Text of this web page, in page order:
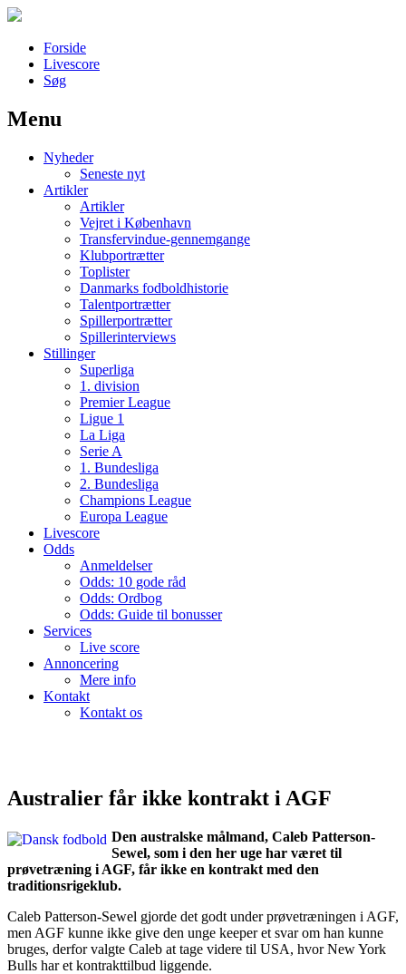
Forside
Livescore
Søg
Наши партнеры
лучшие займы
Menu
Nyheder
Seneste nyt
Artikler
Artikler
Vejret i København
Transfervindue-gennemgange
Klubportrætter
Toplister
Danmarks fodboldhistorie
Talentportrætter
Spillerportrætter
Spillerinterviews
Stillinger
Superliga
1. division
Premier League
Ligue 1
La Liga
Serie A
1. Bundesliga
2. Bundesliga
Champions League
Europa League
Livescore
Odds
Anmeldelser
Odds: 10 gode råd
Odds: Ordbog
Odds: Guide til bonusser
Services
Live score
Annoncering
Mere info
Kontakt
Kontakt os
Australier får ikke kontrakt i AGF
Den australske målmand, Caleb Patterson-
Sewel, som i den her uge har været til
prøvetræning i AGF, får ikke en kontrakt med den
traditionsrigeklub.
Caleb Patterson-Sewel gjorde det godt under prøvetræningen i AGF,
men AGF kunne ikke give den unge keeper et svar om han kunne
bruges, derfor valgte Caleb at tage videre til USA, hvor New York
Bulls har et kontrakttilbud liggende.